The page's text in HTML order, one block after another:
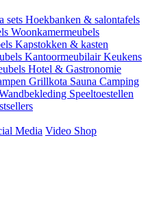
sets Hoekbanken & salontafels
Woonkamermeubels
Kapstokken & kasten
KantoormeubilairKeukens
Hotel & Gastronomie
Grillkota Sauna Camping
Speeltoestellen
Media Video Shop